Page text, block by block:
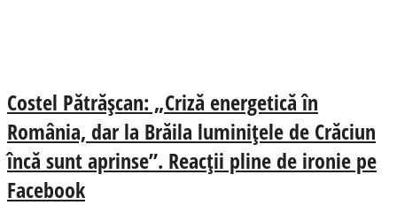
Costel Pătrășcan: „Criză energetică în
România, dar la Brăila luminițele de Crăciun
încă sunt aprinse”. Reacții pline de ironie pe
Facebook